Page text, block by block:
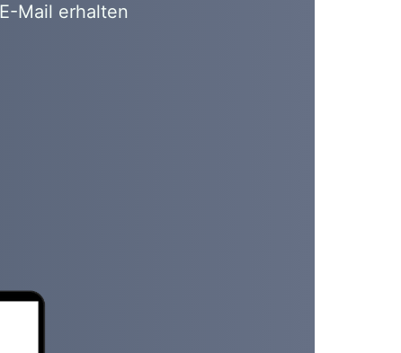
Mail erhalten